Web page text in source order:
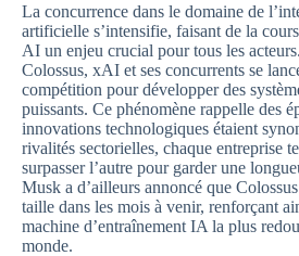
La concurrence dans le domaine de
artificielle s’intensifie, faisant de la
AI un enjeu crucial pour tous les
Colossus, xAI et ses concurrents se
compétition pour développer des
puissants. Ce phénomène rappelle des
innovations technologiques étaient
rivalités sectorielles, chaque entreprise
surpasser l’autre pour garder une
Musk a d’ailleurs annoncé que
taille dans les mois à venir, renforçant
machine d’entraînement IA la plus
monde.